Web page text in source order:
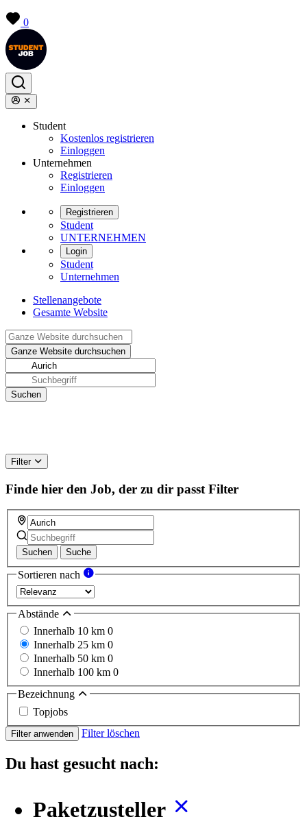
0
Student
Kostenlos registrieren
Einloggen
Unternehmen
Registrieren
Einloggen
Registrieren
Student
UNTERNEHMEN
Login
Student
Unternehmen
Stellenangebote
Gesamte Website
Filter
Finde hier den Job, der zu dir passt Filter
Suchen Suche
Sortieren nach
Abstände
Innerhalb 10 km 0
Innerhalb 25 km 0
Innerhalb 50 km 0
Innerhalb 100 km 0
Bezeichnung
Topjobs
Filter anwenden Filter löschen
Du hast gesucht nach:
Paketzusteller